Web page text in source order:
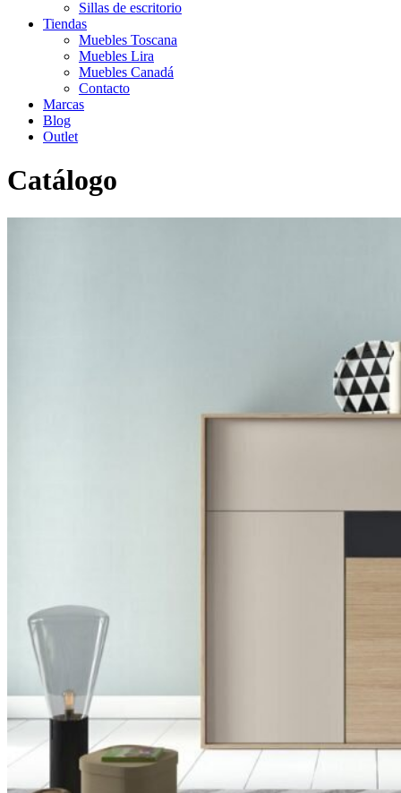
Sillas de escritorio
Tiendas
Muebles Toscana
Muebles Lira
Muebles Canadá
Contacto
Marcas
Blog
Outlet
Catálogo